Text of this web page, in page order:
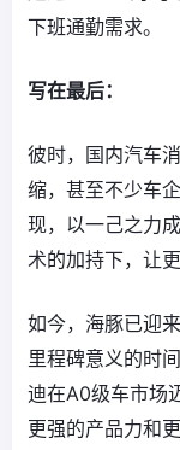
下班通勤需求。
写在最后：
彼时，国内汽车
缩，甚至不少车
现，以一己之力
术的加持下，让
如今，海豚已迎
里程碑意义的时
迪在A0级车市场
更强的产品力和